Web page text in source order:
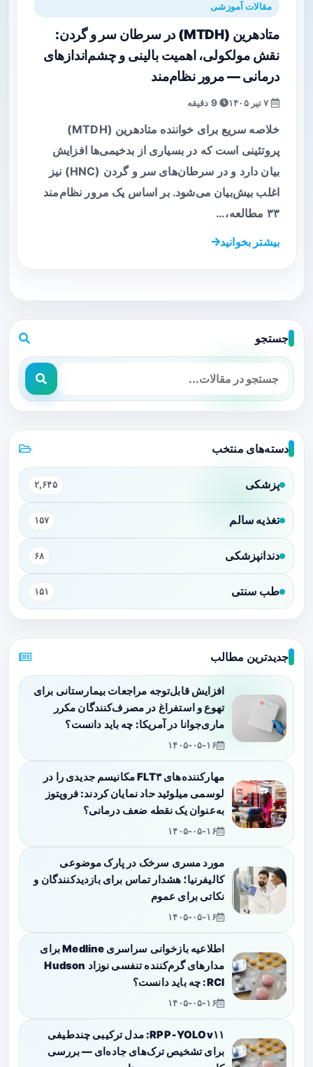
مقالات آموزشی
متادهرین (MTDH) در سرطان سر و گردن:
نقش مولکولی، اهمیت بالینی و چشم‌اندازهای
درمانی — مرور نظام‌مند
9 دقیقه
خلاصه سریع برای خواننده متادهرین (MTDH)
پروتئینی است که در بسیاری از بدخیمی‌ها افزایش
بیان دارد و در سرطان‌های سر و گردن (HNC) نیز
اغلب بیش‌بیان می‌شود. بر اساس یک مرور نظام‌مند
۳۳ مطالعه،…
بیشتر بخوانید
جستجو
دسته‌های منتخب
پزشکی ۲,۶۴۵
تغذیه سالم ۱۵۷
دندانپزشکی ۶۸
طب سنتی ۱۵۱
جدیدترین مطالب
افزایش قابل‌توجه مراجعات بیمارستانی برای
تهوع و استفراغ در مصرف‌کنندگان مکرر
ماری‌جوانا در آمریکا: چه باید دانست؟
۱۴۰۵-۰۵-۱۶
مهارکننده‌های FLT۳ مکانیسم جدیدی را در
لوسمی میلوئید حاد نمایان کردند: فروپتوز
به‌عنوان یک نقطه ضعف درمانی؟
۱۴۰۵-۰۵-۱۶
مورد مسری سرخک در پارک موضوعی
کالیفرنیا؛ هشدار تماس برای بازدیدکنندگان و
نکاتی برای عموم
۱۴۰۵-۰۵-۱۶
اطلاعیه بازخوانی سراسری Medline برای
مدارهای گرم‌کننده تنفسی نوزاد Hudson
RCI: چه باید دانست؟
۱۴۰۵-۰۵-۱۶
RPP‑YOLOv۱۱: مدل ترکیبی چندطیفی
برای تشخیص ترک‌های جاده‌ای — بررسی